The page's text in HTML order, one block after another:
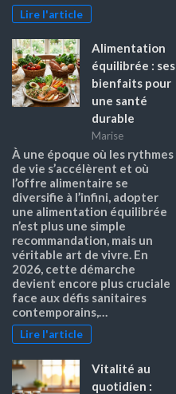
Lire l'article
Alimentation
équilibrée : ses
bienfaits pour
une santé
durable
Marise
À une époque où les rythmes
de vie s’accélèrent et où
l’offre alimentaire se
diversifie à l’infini, adopter
une alimentation équilibrée
n’est plus une simple
recommandation, mais un
véritable art de vivre. En
2026, cette démarche
devient encore plus cruciale
face aux défis sanitaires
contemporains,…
Lire l'article
Vitalité au
quotidien :